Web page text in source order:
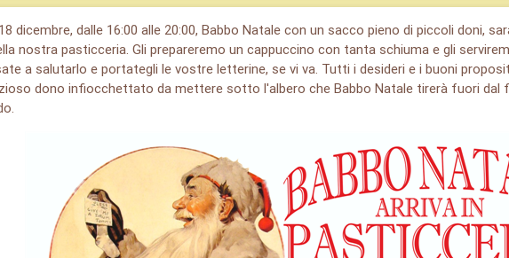
dicembre, dalle 16:00 alle 20:00, Babbo Natale con un sacco pieno di piccoli doni,
nostra pasticceria. Gli prepareremo un cappuccino con tanta schiuma e gli
a salutarlo e portategli le vostre letterine, se vi va. Tutti i desideri e i buoni
dono infiocchettato da mettere sotto l'albero che Babbo Natale tirerà fuori dal